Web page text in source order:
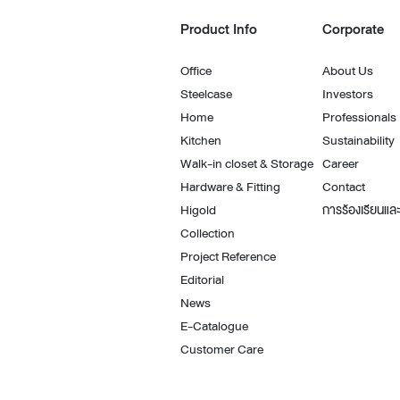
Product Info
Office
Steelcase
Home
Kitchen
Walk-in closet & Storage
Hardware & Fitting
Higold
Collection
Project Reference
Editorial
News
E-Catalogue
Customer Care
Corporate
About Us
Investors
Professionals
Sustainability
Career
Contact
การร้องเรียนแล